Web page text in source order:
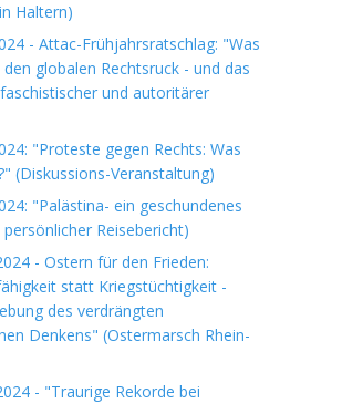
Haltern)
- Attac-Frühjahrsratschlag: "Was
globalen Rechtsruck - und das
und autoritärer
"Proteste gegen Rechts: Was
(Diskussions-Veranstaltung)
"Palästina- ein geschundenes
persönlicher Reisebericht)
- Ostern für den Frieden:
statt Kriegstüchtigkeit -
des verdrängten
Denkens" (Ostermarsch Rhein-
- "Traurige Rekorde bei